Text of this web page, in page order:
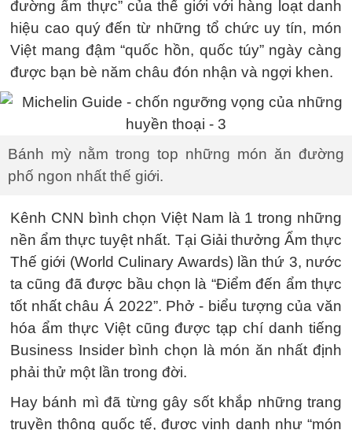
đường ẩm thực” của thế giới với hàng loạt danh
hiệu cao quý đến từ những tổ chức uy tín, món
Việt mang đậm “quốc hồn, quốc túy” ngày càng
được bạn bè năm châu đón nhận và ngợi khen.
Bánh mỳ nằm trong top những món ăn đường
phố ngon nhất thế giới.
Kênh CNN bình chọn Việt Nam là 1 trong những
nền ẩm thực tuyệt nhất. Tại Giải thưởng Ẩm thực
Thế giới (World Culinary Awards) lần thứ 3, nước
ta cũng đã được bầu chọn là “Điểm đến ẩm thực
tốt nhất châu Á 2022”. Phở - biểu tượng của văn
hóa ẩm thực Việt cũng được tạp chí danh tiếng
Business Insider bình chọn là món ăn nhất định
phải thử một lần trong đời.
Hay bánh mì đã từng gây sốt khắp những trang
truyền thông quốc tế, được vinh danh như “món